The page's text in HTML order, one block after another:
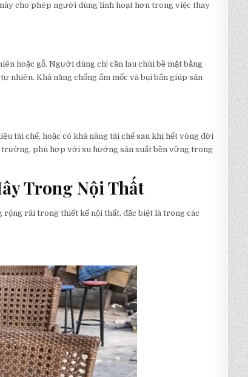
cho phép người dùng linh hoạt hơn trong việc thay
hoặc gỗ. Người dùng chỉ cần lau chùi bề mặt bằng
nhiên. Khả năng chống ẩm mốc và bụi bẩn giúp sản
tái chế, hoặc có khả năng tái chế sau khi hết vòng đời
phù hợp với xu hướng sản xuất bền vững trong
Trong Nội Thất
rãi trong thiết kế nội thất, đặc biệt là trong các